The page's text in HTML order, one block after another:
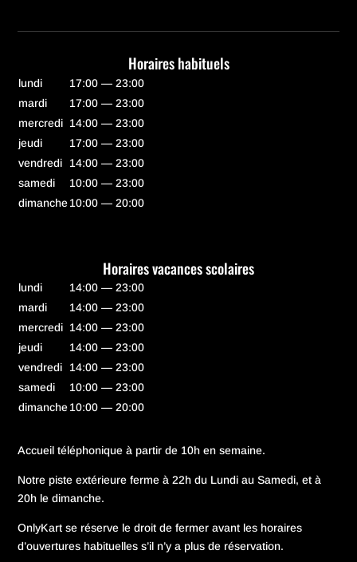
Horaires habituels
lundi
17:00 — 23:00
mardi
17:00 — 23:00
mercredi 14:00 — 23:00
jeudi
17:00 — 23:00
vendredi
14:00 — 23:00
samedi
10:00 — 23:00
dimanche10:00 — 20:00
Horaires vacances scolaires
lundi
14:00 — 23:00
mardi
14:00 — 23:00
mercredi 14:00 — 23:00
jeudi
14:00 — 23:00
vendredi
14:00 — 23:00
samedi
10:00 — 23:00
dimanche10:00 — 20:00
Accueil téléphonique à partir de 10h en semaine.
Notre piste extérieure ferme à 22h du Lundi au Samedi, et à
20h le dimanche.
OnlyKart se réserve le droit de fermer avant les horaires
d’ouvertures habituelles s’il n’y a plus de réservation.